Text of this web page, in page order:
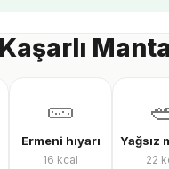
Kaşarlı
🥒
Ermeni hıyarı
16 kcal 22